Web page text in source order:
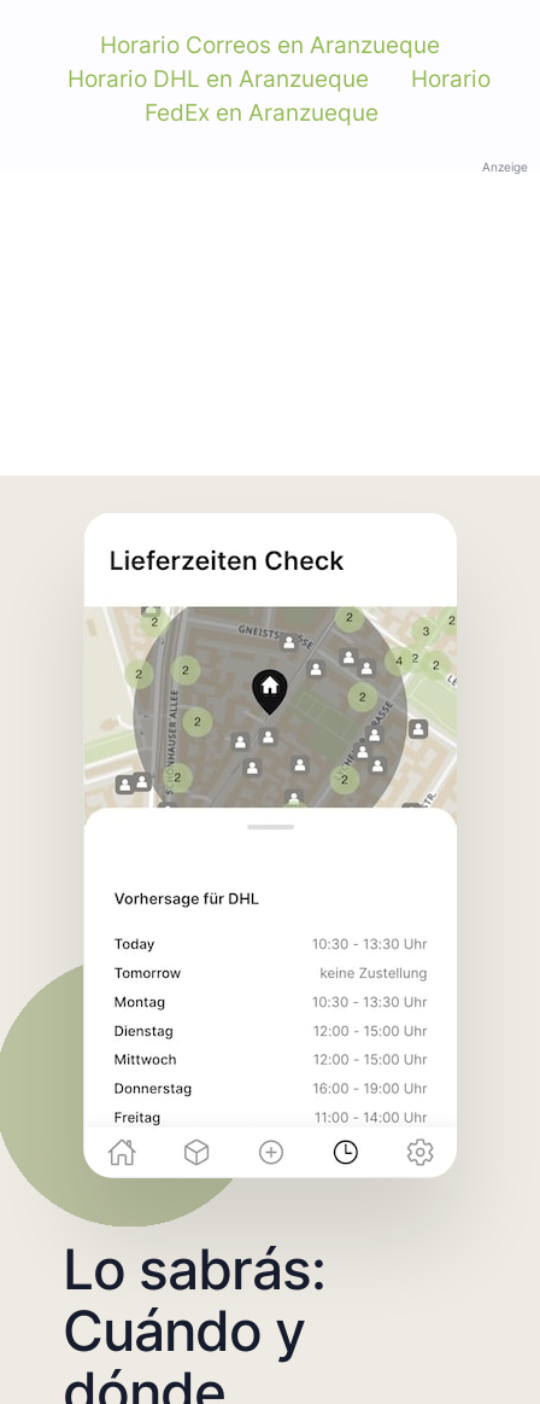
Horario Correos en Aranzueque
Horario DHL en Aranzueque
Horario
FedEx en Aranzueque
Anzeige
Lo sabrás:
Cuándo y